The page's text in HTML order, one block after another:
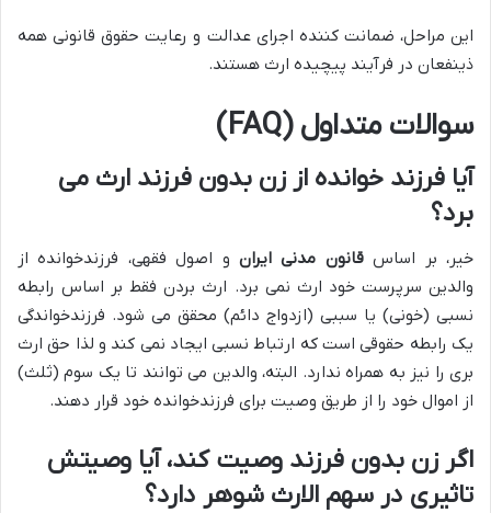
این مراحل، ضمانت کننده اجرای عدالت و رعایت حقوق قانونی همه
ذینفعان در فرآیند پیچیده ارث هستند.
سوالات متداول (FAQ)
آیا فرزند خوانده از زن بدون فرزند ارث می
برد؟
خیر، بر اساسقانون مدنی ایران و اصول فقهی، فرزندخوانده از
والدین سرپرست خود ارث نمی برد. ارث بردن فقط بر اساس رابطه
نسبی (خونی) یا سببی (ازدواج دائم) محقق می شود. فرزندخواندگی
یک رابطه حقوقی است که ارتباط نسبی ایجاد نمی کند و لذا حق ارث
بری را نیز به همراه ندارد. البته، والدین می توانند تا یک سوم (ثلث)
از اموال خود را از طریق وصیت برای فرزندخوانده خود قرار دهند.
اگر زن بدون فرزند وصیت کند، آیا وصیتش
تاثیری در سهم الارث شوهر دارد؟